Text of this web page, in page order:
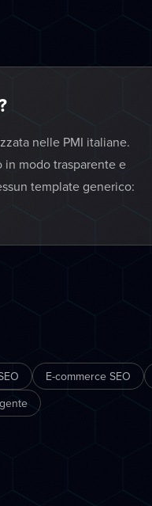
nelle PMI italiane.
modo trasparente e
template generico:
E-commerce SEO